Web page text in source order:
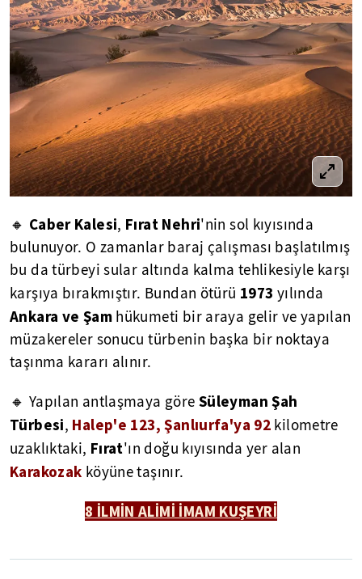
🔸 Caber Kalesi, Fırat Nehri'nin sol kıyısında
bulunuyor. O zamanlar baraj çalışması başlatılmış
bu da türbeyi sular altında kalma tehlikesiyle karşı
karşıya bırakmıştır. Bundan ötürü 1973 yılında
Ankara ve Şamhükumeti bir araya gelir ve yapılan
müzakereler sonucu türbenin başka bir noktaya
taşınma kararı alınır.
🔸 Yapılan antlaşmaya göre Süleyman Şah
Türbesi, Halep'e 123, Şanlıurfa'ya 92 kilometre
uzaklıktaki, Fırat'ın doğu kıyısında yer alan
Karakozak köyüne taşınır.
8 İLMİN ALİMİ İMAM KUŞEYRİ